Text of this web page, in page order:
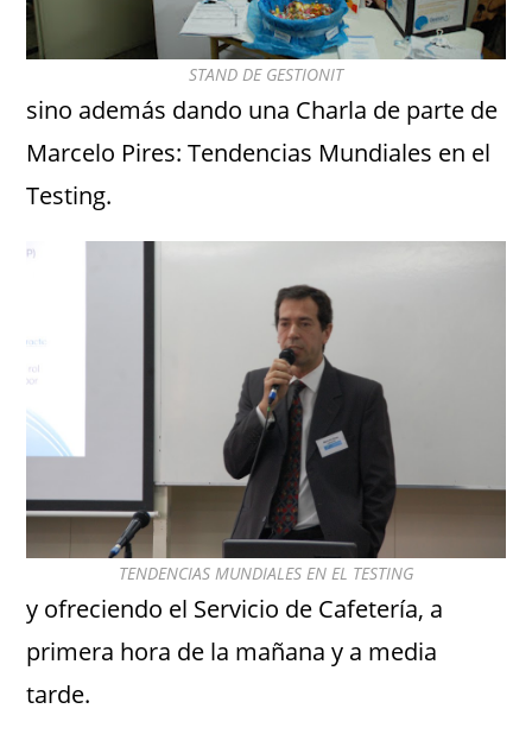
STAND DE GESTIONIT
sino además dando una Charla de parte de
Marcelo Pires: Tendencias Mundiales en el
Testing.
TENDENCIAS MUNDIALES EN EL TESTING
y ofreciendo el Servicio de Cafetería, a
primera hora de la mañana y a media
tarde.